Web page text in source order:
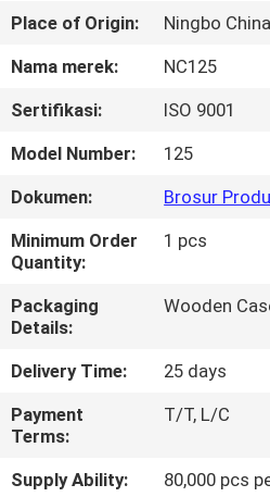
VIDEO
KAMI
TUR
PABRIK
KONTROL
KUALITAS
HUBUNGI
KAMI
Place of Origin:
Ningbo China
Nama merek:
NC125
Sertifikasi:
ISO 9001
Model Number:
125
Dokumen:
Brosur
Minimum Order
Quantity:
1 pcs
Packaging
Details:
Wooden
Delivery Time:
25 days
Payment
Terms:
T/T, L/C
Supply Ability:
80,000 pcs